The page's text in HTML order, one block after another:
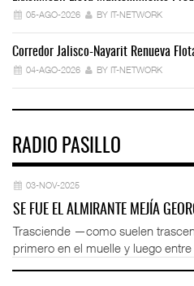
05-AGO-2026 BY IT-NETWORK
Corredor Jalisco-Nayarit Renueva
04-AGO-2026 BY IT-NETWORK
RADIO PASILLO
03-NOV-2025
SE FUE EL ALMIRANTE MEJÍA
Trasciende —como suelen
primero en el muelle y luego entre